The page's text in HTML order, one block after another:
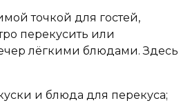
точкой для гостей,
перекусить или
лёгкими блюдами. Здесь
и блюда для перекуса;